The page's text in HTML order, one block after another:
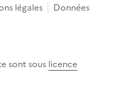
légales
Données
sont sous licence